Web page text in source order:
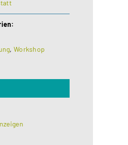
,Workshop